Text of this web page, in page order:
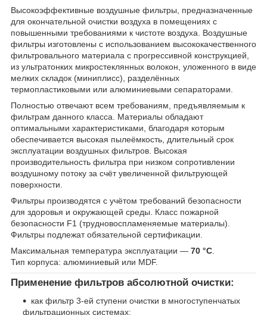
Высокоэффективные воздушные фильтры, предназначенные
для окончательной очистки воздуха в помещениях с
повышенными требованиями к чистоте воздуха. Воздушные
фильтры изготовлены с использованием высококачественного
фильтровального материала с прогрессивной конструкцией,
из ультратонких микростеклянных волокон, уложенного в виде
мелких складок (миниплисс), разделённых
термопластиковыми или алюминиевыми сепараторами.
Полностью отвечают всем требованиям, предъявляемым к
фильтрам данного класса. Материалы обладают
оптимальными характеристиками, благодаря которым
обеспечивается высокая пылеёмкость, длительный срок
эксплуатации воздушных фильтров. Высокая
производительность фильтра при низком сопротивлении
воздушному потоку за счёт увеличенной фильтрующей
поверхности.
Фильтры производятся с учётом требований безопасности
для здоровья и окружающей среды. Класс пожарной
безопасности F1 (трудновоспламеняемые материалы).
Фильтры подлежат обязательной сертификации.
Максимальная температура эксплуатации — 70 °C.
Тип корпуса: алюминиевый или MDF.
Применение фильтров абсолютной очистки:
как фильтр 3-ей ступени очистки в многоступенчатых
фильтрационных системах;